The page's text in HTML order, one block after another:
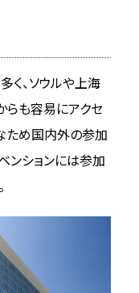
く、ソウルや上海
も容易にアクセ
ため国内外の参加
ンションには参加